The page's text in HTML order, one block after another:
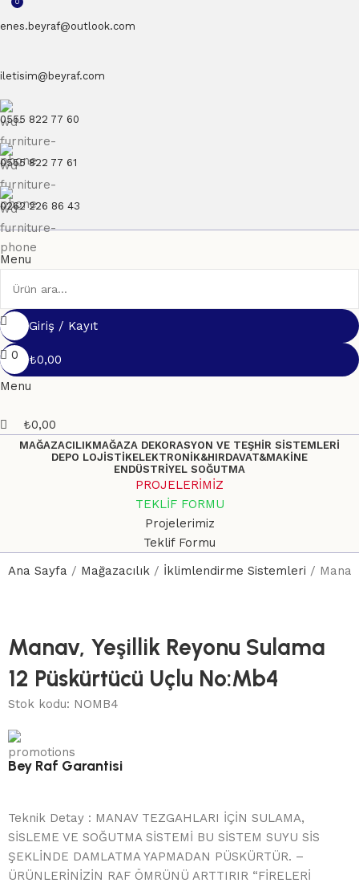
enes.beyraf@outlook.com
iletisim@beyraf.com
0555 822 77 60
0555 822 77 61
0262 226 86 43
Menu
Giriş / Kayıt
0
₺0,00
Menu
0
₺0,00
MAĞAZACILIKMAĞAZA DEKORASYON VE TEŞHİR SİSTEMLERİ
DEPO LOJİSTİKELEKTRONİK&HIRDAVAT&MAKİNE
ENDÜSTRİYEL SOĞUTMA
PROJELERİMİZ
TEKLİF FORMU
Projelerimiz
Teklif Formu
Ana Sayfa
Mağazacılık İklimlendirme Sistemleri
Manav, Yeşillik Reyonu Sulama
12 Püskürtücü Uçlu No:Mb4
Stok kodu: NOMB4
Bey Raf Garantisi
Teknik Detay : MANAV TEZGAHLARI İÇİN SULAMA,
SİSLEME VE SOĞUTMA SİSTEMİ BU SİSTEM SUYU SİS
ŞEKLİNDE DAMLATMA YAPMADAN PÜSKÜRTÜR. –
ÜRÜNLERİNİZİN RAF ÖMRÜNÜ ARTTIRIR “FİRELERİ